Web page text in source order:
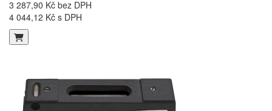
3 287,90 Kč bez DPH
4 044,12 Kč s DPH